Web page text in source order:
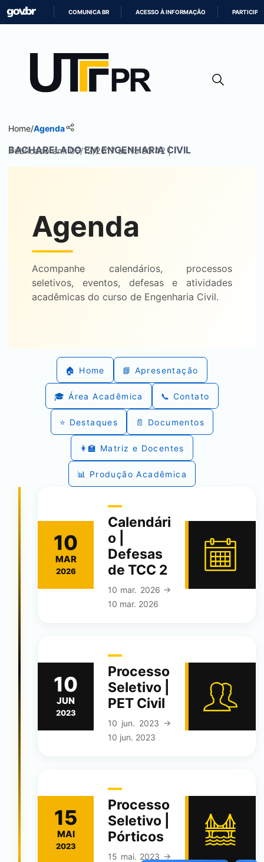
CONTEÚDO
COMUNICA BR ACESSO À INFORMAÇÃO PARTICIPE
Home/Agenda
BACHARELADO EM ENGENHARIA CIVIL
Publicado em: 06/12/2017 às 15:50:42 |
Agenda
Acompanhe calendários, processos
seletivos, eventos, defesas e atividades
acadêmicas do curso de Engenharia Civil.
🏠 Home 📘 Apresentação
🎓 Área Acadêmica 📞 Contato
⭐ Destaques 📄 Documentos
👩‍🏫 Matriz e Docentes
📊 Produção Acadêmica
10
MAR
2026
Calendári
o |
Defesas
de TCC 2
10 mar. 2026 →
10 mar. 2026
10
JUN
2023
Processo
Seletivo |
PET Civil
10 jun. 2023 →
10 jun. 2023
15
MAI
2023
Processo
Seletivo |
Pórticos
15 mai. 2023 →